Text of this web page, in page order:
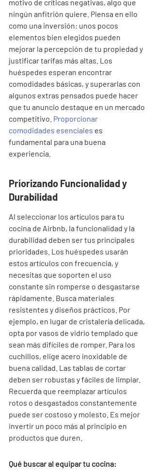
motivo de críticas negativas, algo que
ningún anfitrión quiere. Piensa en ello
como una inversión: unos pocos
elementos bien elegidos pueden
mejorar la percepción de tu propiedad y
justificar tarifas más altas. Los
huéspedes esperan encontrar
comodidades básicas, y superarlas con
algunos extras pensados puede hacer
que tu anuncio destaque en un mercado
competitivo. Proporcionar
comodidades esenciales es
fundamental para una buena
experiencia.
Priorizando Funcionalidad y
Durabilidad
Al seleccionar los artículos para tu
cocina de Airbnb, la funcionalidad y la
durabilidad deben ser tus principales
prioridades. Los huéspedes usarán
estos artículos con frecuencia, y
necesitas que soporten el uso
constante sin romperse o desgastarse
rápidamente. Busca materiales
resistentes y diseños prácticos. Por
ejemplo, en lugar de cristalería delicada,
opta por vasos de vidrio templado que
sean más difíciles de romper. Para los
cuchillos, elige acero inoxidable de
buena calidad. Las tablas de cortar
deben ser robustas y fáciles de limpiar.
Recuerda que reemplazar artículos
rotos o desgastados constantemente
puede ser costoso y molesto. Es mejor
invertir un poco más al principio en
productos que duren.
Qué buscar al equipar tu cocina: